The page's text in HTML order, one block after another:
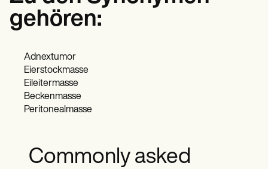
gehören:
Adnextumor
Eierstockmasse
Eileitermasse
Beckenmasse
Peritonealmasse
Commonly asked